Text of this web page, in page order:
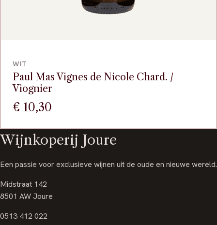
WIT
Paul Mas Vignes de Nicole Chard. /
Viognier
€ 10,30
Wijnkoperij Joure
Een passie voor exclusieve wijnen uit de oude en nieuwe wereld.
Midstraat 142
8501 AW Joure
0513 412 022